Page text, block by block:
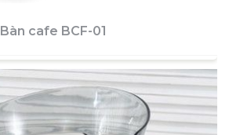
Bàn cafe BCF-01